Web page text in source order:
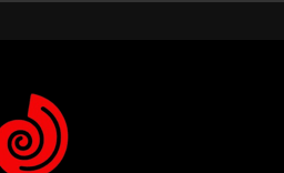
de resistencia